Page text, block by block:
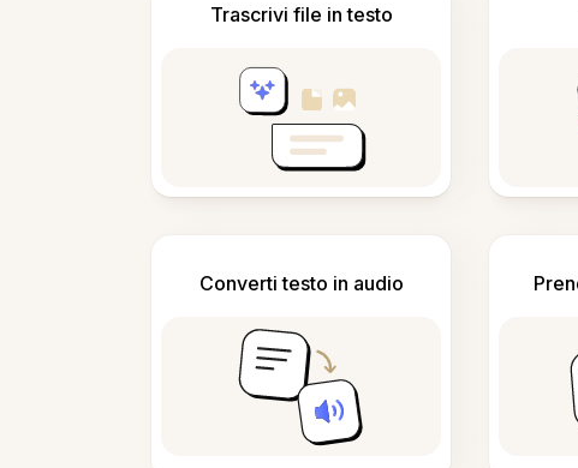
Trascrivi file in testo
Converti testo in audio